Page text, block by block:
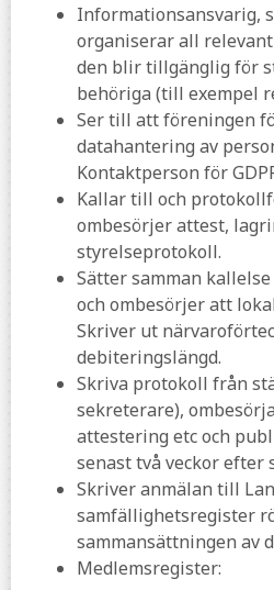
Informationsansvarig,
organiserar all
den blir tillgänglig för
behöriga (till exempel
Ser till att föreningen
datahantering av
Kontaktperson för
Kallar till och
ombesörjer attest,
styrelseprotokoll.
Sätter samman
och ombesörjer att
Skriver ut
debiteringslängd.
Skriva protokoll från
sekreterare),
attestering etc och
senast två veckor efter
Skriver anmälan till
samfällighetsregister
sammansättningen av
Medlemsregister: